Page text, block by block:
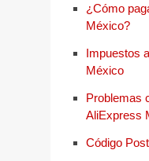
¿Cómo
México?
Impuestos
México
Problemas
AliExpress
Código